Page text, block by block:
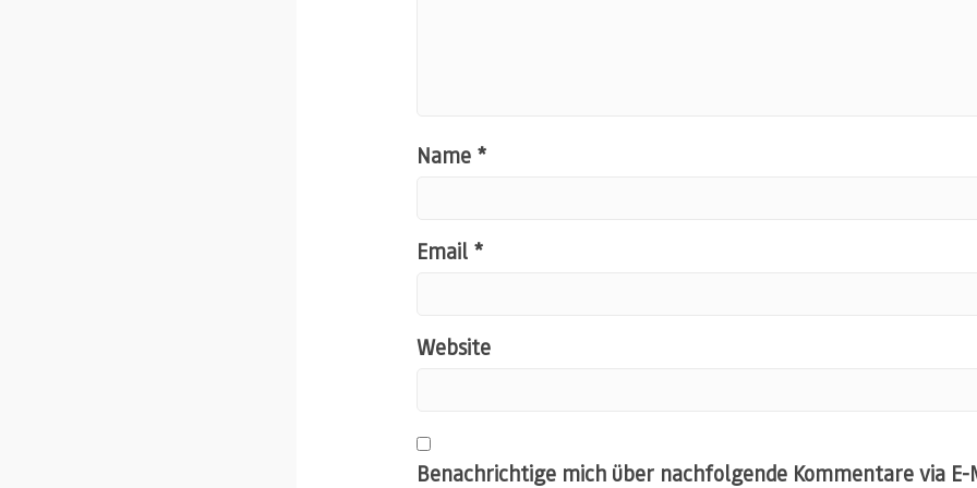
Name *
Email *
Website
Benachrichtige mich über nachfolgende Kommentare via E-